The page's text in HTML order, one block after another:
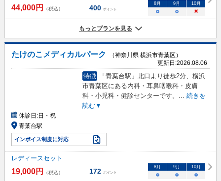
44,000円 （税込） 400 ポイント
8 月 9 月 10月
○ ○ ×
もっとプランを見る
たけのこメディカルパーク
（神奈川県 横浜市青葉区）
更新日:2026.08.06
特徴
「青葉台駅」北口より徒歩2分、横浜
市青葉区にある内科・耳鼻咽喉科・皮膚
科・小児科・健診センターです。 ... 続きを
読む▼
休診日:日・祝
青葉台駅
インボイス制度に対応
レディースセット
19,000円 （税込） 172 ポイント
8月 9月 10月
○ ○ ○